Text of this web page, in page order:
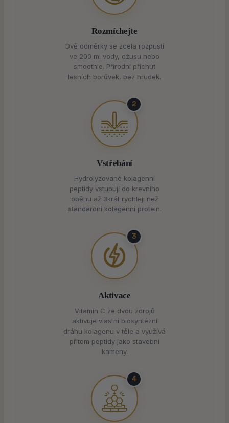
Rozmíchejte
Dvě odměrky se zcela rozpustí
ve 200 ml vody, džusu nebo
smoothie. Přírodní příchuť
lesních borůvek, bez hrudek.
2
Vstřebání
Hydrolyzované kolagenní
peptidy vstupují do krevního
oběhu až 3krát rychleji než
standardní kolagenní protein.
3
Aktivace
Vitamín C ze dvou zdrojů
aktivuje vlastní biosyntézní
dráhu kolagenu v těle a využívá
přitom peptidy jako stavební
kameny.
4